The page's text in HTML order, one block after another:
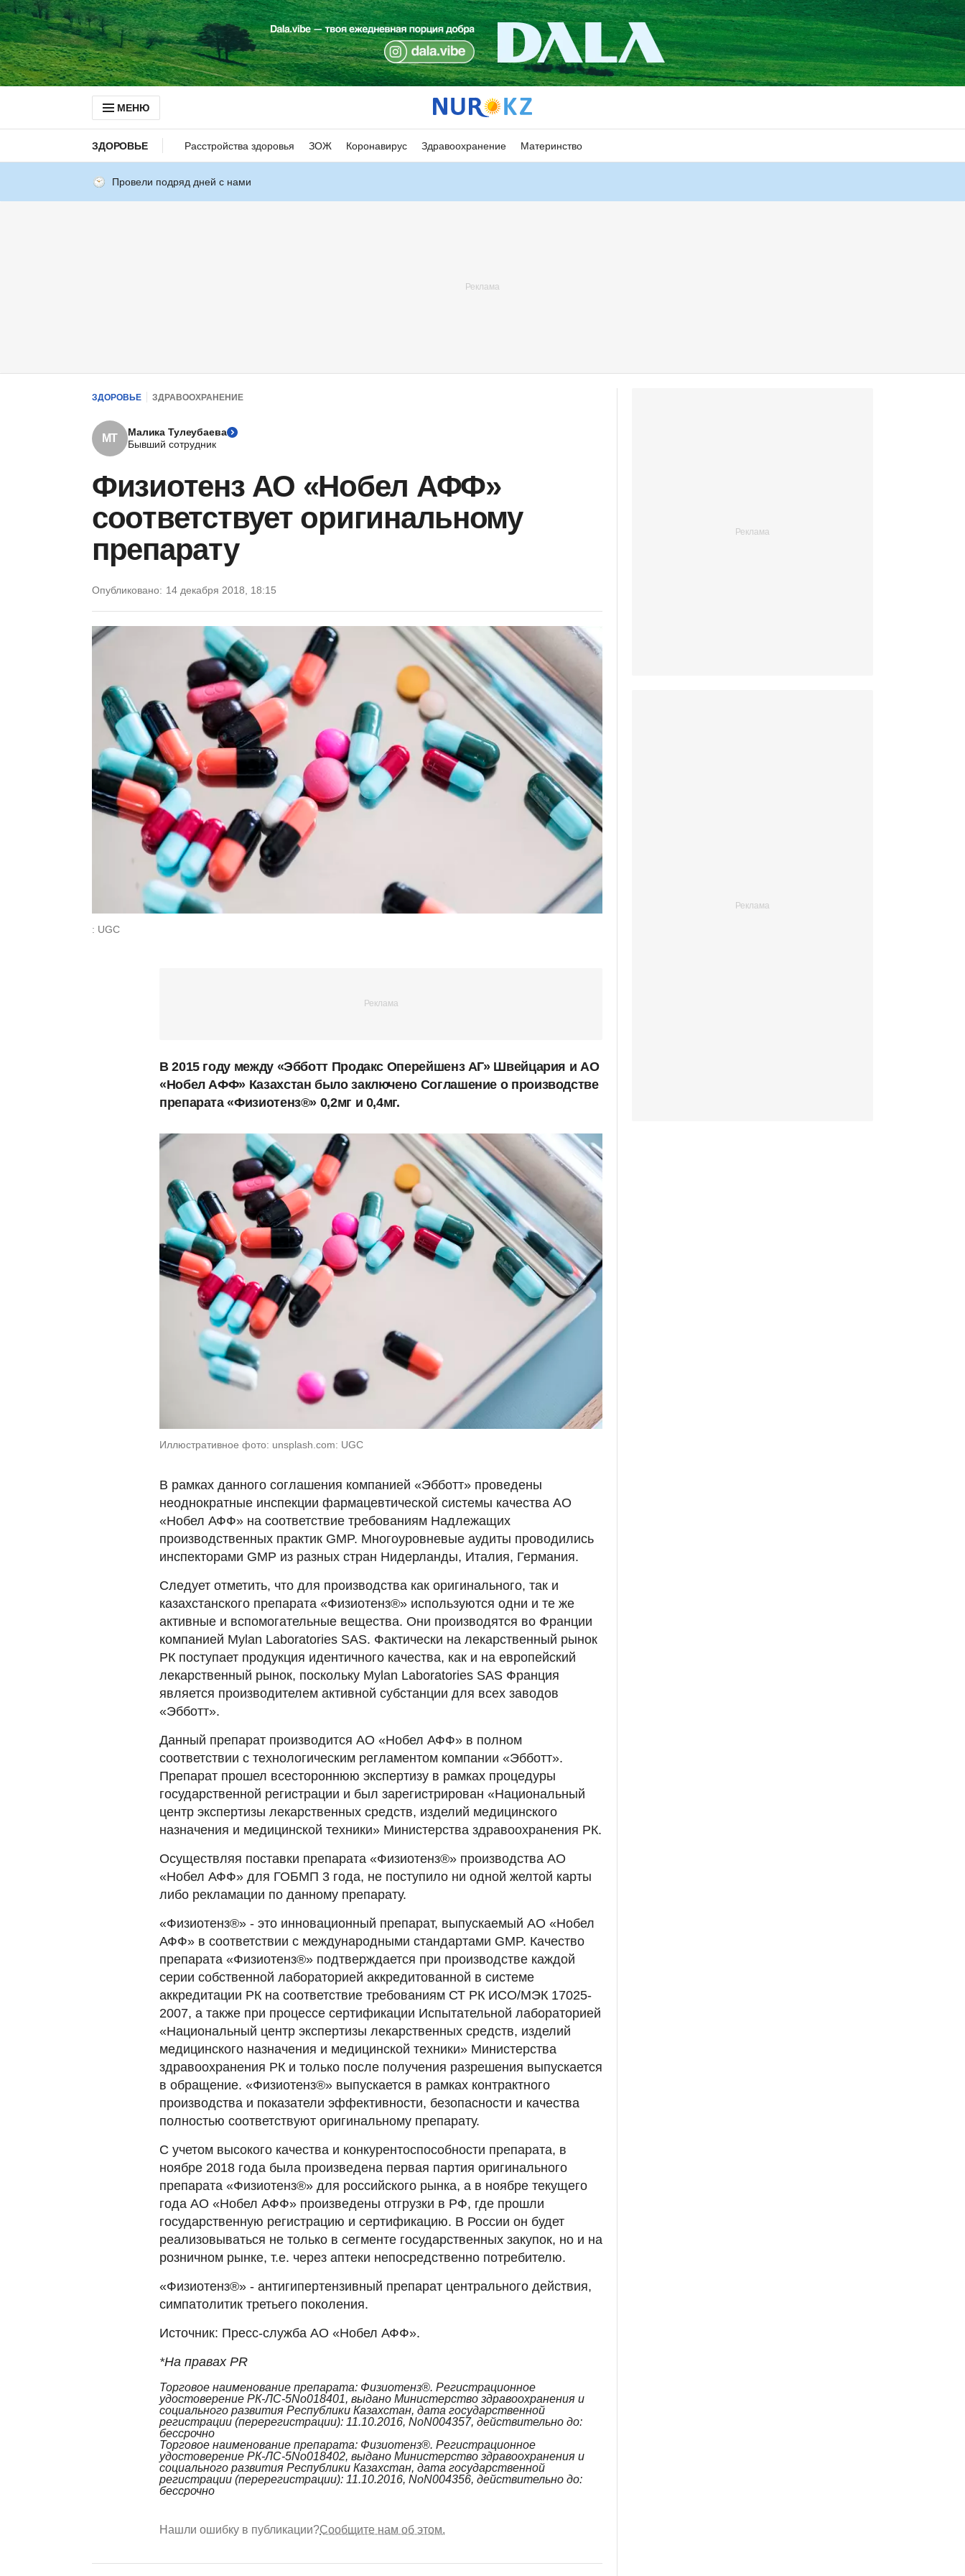
МЕНЮ
ЗДОРОВЬЕ Расстройства здоровья ЗОЖ Коронавирус Здравоохранение Материнство
Провели подряд дней с нами
ЗДОРОВЬЕ ЗДРАВООХРАНЕНИЕ
МТ
Малика Тулеубаева
Бывший сотрудник
Физиотенз АО «Нобел АФФ»
соответствует оригинальному
препарату
Опубликовано: 14 декабря 2018, 18:15
: UGC
В 2015 году между «Эбботт Продакс Оперейшенз АГ» Швейцария и АО
«Нобел АФФ» Казахстан было заключено Соглашение о производстве
препарата «Физиотенз®» 0,2мг и 0,4мг.
Иллюстративное фото: unsplash.com: UGC
В рамках данного соглашения компанией «Эбботт» проведены
неоднократные инспекции фармацевтической системы качества АО
«Нобел АФФ» на соответствие требованиям Надлежащих
производственных практик GMP. Многоуровневые аудиты проводились
инспекторами GMP из разных стран Нидерланды, Италия, Германия.
Следует отметить, что для производства как оригинального, так и
казахстанского препарата «Физиотенз®» используются одни и те же
активные и вспомогательные вещества. Они производятся во Франции
компанией Mylan Laboratories SAS. Фактически на лекарственный рынок
РК поступает продукция идентичного качества, как и на европейский
лекарственный рынок, поскольку Mylan Laboratories SAS Франция
является производителем активной субстанции для всех заводов
«Эбботт».
Данный препарат производится АО «Нобел АФФ» в полном
соответствии с технологическим регламентом компании «Эбботт».
Препарат прошел всестороннюю экспертизу в рамках процедуры
государственной регистрации и был зарегистрирован «Национальный
центр экспертизы лекарственных средств, изделий медицинского
назначения и медицинской техники» Министерства здравоохранения РК.
Осуществляя поставки препарата «Физиотенз®» производства АО
«Нобел АФФ» для ГОБМП 3 года, не поступило ни одной желтой карты
либо рекламации по данному препарату.
«Физиотенз®» - это инновационный препарат, выпускаемый АО «Нобел
АФФ» в соответствии с международными стандартами GMP. Качество
препарата «Физиотенз®» подтверждается при производстве каждой
серии собственной лабораторией аккредитованной в системе
аккредитации РК на соответствие требованиям СТ РК ИСО/МЭК 17025-
2007, а также при процессе сертификации Испытательной лабораторией
«Национальный центр экспертизы лекарственных средств, изделий
медицинского назначения и медицинской техники» Министерства
здравоохранения РК и только после получения разрешения выпускается
в обращение. «Физиотенз®» выпускается в рамках контрактного
производства и показатели эффективности, безопасности и качества
полностью соответствуют оригинальному препарату.
С учетом высокого качества и конкурентоспособности препарата, в
ноябре 2018 года была произведена первая партия оригинального
препарата «Физиотенз®» для российского рынка, а в ноябре текущего
года АО «Нобел АФФ» произведены отгрузки в РФ, где прошли
государственную регистрацию и сертификацию. В России он будет
реализовываться не только в сегменте государственных закупок, но и на
розничном рынке, т.е. через аптеки непосредственно потребителю.
«Физиотенз®» - антигипертензивный препарат центрального действия,
симпатолитик третьего поколения.
Источник: Пресс-служба АО «Нобел АФФ».
*На правах PR
Торговое наименование препарата: Физиотенз®. Регистрационное
удостоверение РК-ЛС-5No018401, выдано Министерство здравоохранения и
социального развития Республики Казахстан, дата государственной
регистрации (перерегистрации): 11.10.2016, NoN004357, действительно до:
бессрочно
Торговое наименование препарата: Физиотенз®. Регистрационное
удостоверение РК-ЛС-5No018402, выдано Министерство здравоохранения и
социального развития Республики Казахстан, дата государственной
регистрации (перерегистрации): 11.10.2016, NoN004356, действительно до:
бессрочно
Нашли ошибку в публикации?Сообщите нам об этом.